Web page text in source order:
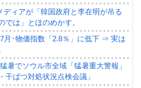
ディアが「韓国政府と李在明が吊る
では」とほのめかす。
月･物価指数「2.8％」に低下 ⇒ 実は
暑でソウル市全域「猛暑重大警報」
干ばつ対処状況点検会議」